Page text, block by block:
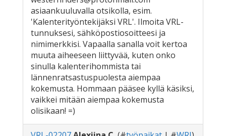
asiaankuuluvalla otsikolla, esim.
'Kalenterityöntekijäksi VRL'. Ilmoita VRL-
tunnuksesi, sähköpostiosoitteesi ja
nimimerkkisi. Vapaalla sanalla voit kertoa
muuta aiheeseen liittyvää, kuten onko
sinulla kalenterihommista tai
lännenratsastuspuolesta aiempaa
kokemusta. Hommaan pääsee kyllä käsiksi,
vaikkei mitään aiempaa kokemusta
olisikaan! =)